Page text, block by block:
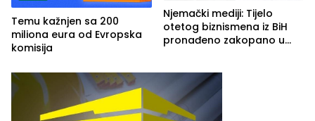
Temu kažnjen sa 200
miliona eura od Evropska
komisija
Njemački mediji: Tijelo
otetog biznismena iz BiH
pronađeno zakopano u